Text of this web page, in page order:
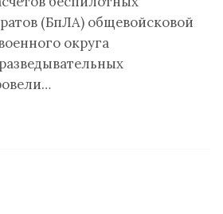
(БпЛА) общевойсковой
округа